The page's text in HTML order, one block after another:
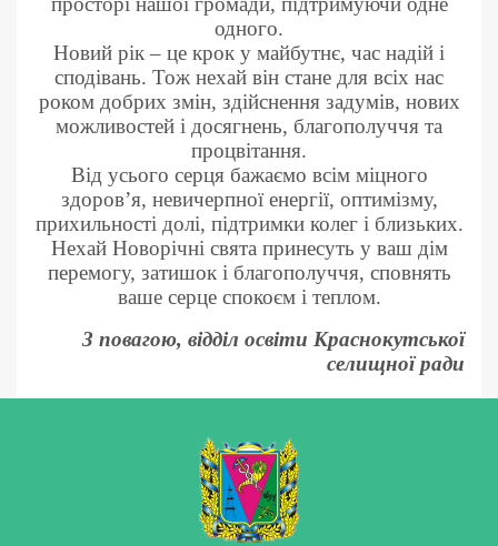
одного.
Новий рік – це крок у майбутнє, час надій і
сподівань. Тож нехай він стане для всіх нас
роком добрих змін, здійснення задумів, нових
можливостей і досягнень, благополуччя та
процвітання.
Від усього серця бажаємо всім міцного
здоров’я, невичерпної енергії, оптимізму,
прихильності долі, підтримки колег і близьких.
Нехай Новорічні свята принесуть у ваш дім
перемогу, затишок і благополуччя, сповнять
ваше серце спокоєм і теплом.
З повагою, відділ освіти Краснокутської
селищної ради